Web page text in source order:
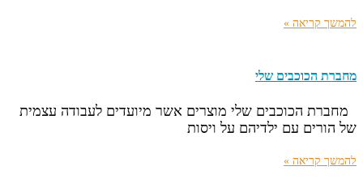
להמשך קריאה »
מחברת הכוכבים שלי
מחברת הכוכבים שלי מוצרים אשר מיועדים לעבודה עצמית
של הורים עם ילדיהם על ויסות
להמשך קריאה »